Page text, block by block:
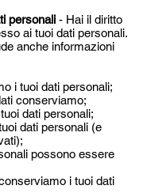
personali - Hai il diritto
ai tuoi dati personali.
anche informazioni
i tuoi dati personali;
conserviamo;
dati personali;
dati personali (e
possono essere
i tuoi dati